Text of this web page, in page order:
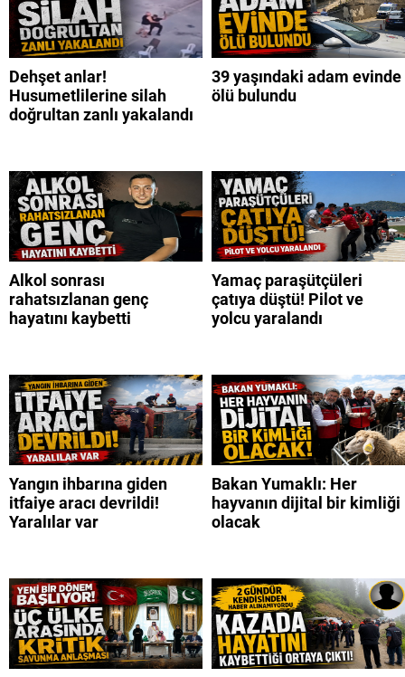
Dehşet anlar!
Husumetlilerine silah
doğrultan zanlı yakalandı
39 yaşındaki adam evinde
ölü bulundu
Alkol sonrası
rahatsızlanan genç
hayatını kaybetti
Yamaç paraşütçüleri
çatıya düştü! Pilot ve
yolcu yaralandı
Yangın ihbarına giden
itfaiye aracı devrildi!
Yaralılar var
Bakan Yumaklı: Her
hayvanın dijital bir kimliği
olacak